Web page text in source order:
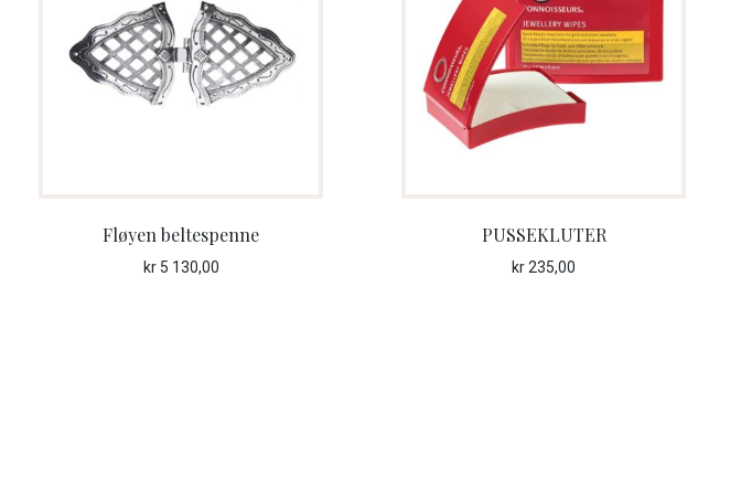
Fløyen beltespenne
kr5 130,00
PUSSEKLUTER
kr235,00